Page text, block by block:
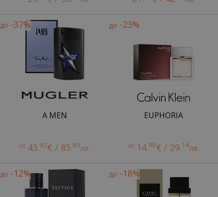
до -37%
A MEN
от 43.92€ / 85.90лв.
до -23%
EUPHORIA
от 14.90€ / 29.14лв.
до -12% до -18%